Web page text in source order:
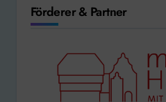
Förderer & Partner